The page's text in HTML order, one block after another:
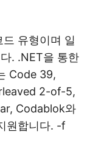
유형이며 일
. .NET을 통한
Code 39,
2-of-5,
Codablok와
원합니다. -f